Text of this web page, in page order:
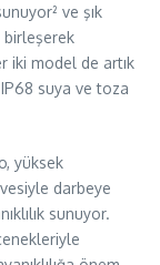
ve şık
birleşerek
iki model de artık
suya ve toza
yüksek
darbeye
sunuyor.